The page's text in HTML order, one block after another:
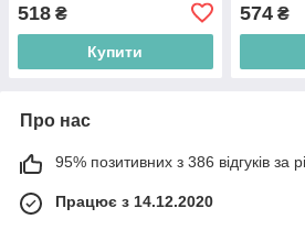
518 ₴
Купити
574₴
Про нас
95% позитивних з 386 відгуків за
Працює з 14.12.2020